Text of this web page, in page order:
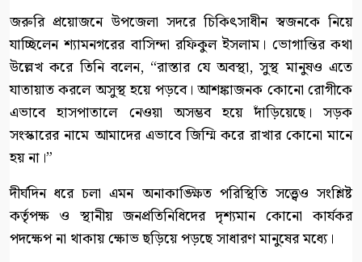
​জরুরি প্রয়োজনে উপজেলা সদরে চিকিৎসাধীন স্বজনকে নিয়ে
যাচ্ছিলেন শ্যামনগরের বাসিন্দা রফিকুল ইসলাম। ভোগান্তির কথা
উল্লেখ করে তিনি বলেন, “রাস্তার যে অবস্থা, সুস্থ মানুষও এতে
যাতায়াত করলে অসুস্থ হয়ে পড়বে। আশঙ্কাজনক কোনো রোগীকে
এভাবে হাসপাতালে নেওয়া অসম্ভব হয়ে দাঁড়িয়েছে। সড়ক
সংস্কারের নামে আমাদের এভাবে জিম্মি করে রাখার কোনো মানে
হয় না।”
​দীর্ঘদিন ধরে চলা এমন অনাকাঙ্ক্ষিত পরিস্থিতি সত্ত্বেও সংশ্লিষ্ট
কর্তৃপক্ষ ও স্থানীয় জনপ্রতিনিধিদের দৃশ্যমান কোনো কার্যকর
পদক্ষেপ না থাকায় ক্ষোভ ছড়িয়ে পড়ছে সাধারণ মানুষের মধ্যে।